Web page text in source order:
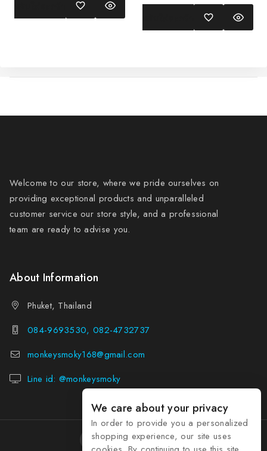
Welcome to our store, where we pride ourselves on
providing exceptional products and unparalleled
customer service our store style, and a professional
team are ready to advise you.
About Information
Phuket, Thailand
084-9693530, 082-4732737
monkeysmoky168@gmail.com
Line id: @monkeysmoky
We care about your privacy
In order to provide you a personalized
shopping experience, our site uses